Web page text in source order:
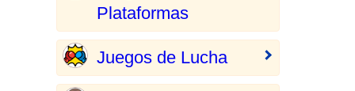
Plataformas
Juegos de Lucha